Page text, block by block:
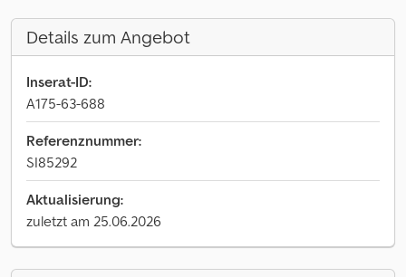
Details zum Angebot
Inserat-ID:
A175-63-688
Referenznummer:
SI85292
Aktualisierung:
zuletzt am 25.06.2026